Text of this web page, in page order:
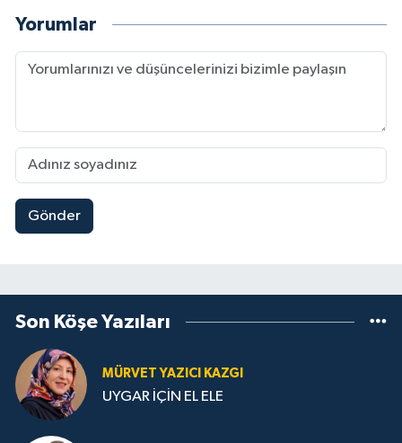
Yorumlar
Gönder
Son Köşe Yazıları
MÜRVET YAZICI KAZGI
UYGAR İÇİN EL ELE